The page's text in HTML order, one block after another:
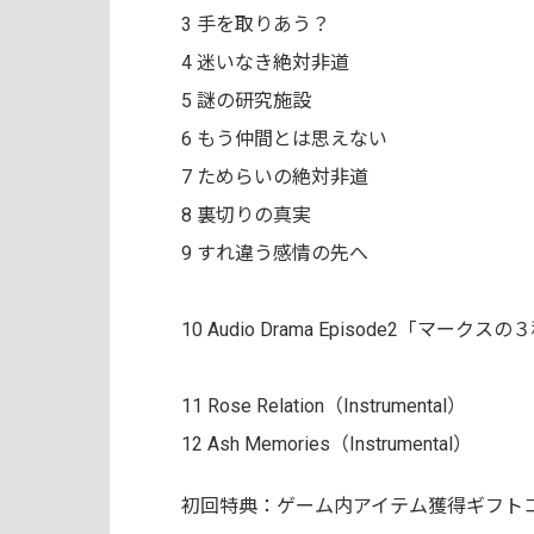
3 手を取りあう？
4 迷いなき絶対非道
5 謎の研究施設
6 もう仲間とは思えない
7 ためらいの絶対非道
8 裏切りの真実
9 すれ違う感情の先へ
10 Audio Drama Episode2「マークスの３
11 Rose Relation（Instrumental）
12 Ash Memories（Instrumental）
初回特典：ゲーム内アイテム獲得ギフト